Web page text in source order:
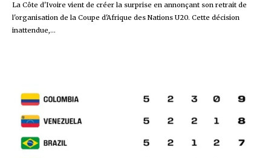
La Côte d'Ivoire vient de créer la surprise en annonçant son retrait de
l'organisation de la Coupe d'Afrique des Nations U20. Cette décision
inattendue,...